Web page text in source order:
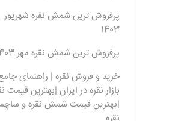
پرفروش ترین شمش نقره شهریور
1403
پرفروش ترین شمش نقره مهر 1403
خرید و فروش نقره | راهنمای
بازار نقره در ایران |بهترین قیمت
|بهترین قیمت شمش نقره و
نقره